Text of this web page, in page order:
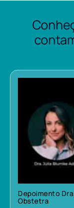
Depoimento
Obstetra